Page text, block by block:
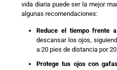
vida diaria puede ser la mejor
algunas recomendaciones:
Reduce el tiempo frente
descansar los ojos,
a 20 pies de distancia por
Protege tus ojos con